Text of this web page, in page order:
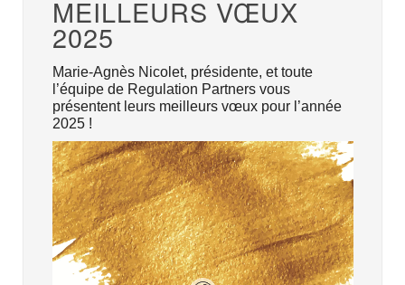
MEILLEURS VŒUX
2025
Marie-Agnès Nicolet, présidente, et toute
l’équipe de Regulation Partners vous
présentent leurs meilleurs vœux pour l’année
2025 !